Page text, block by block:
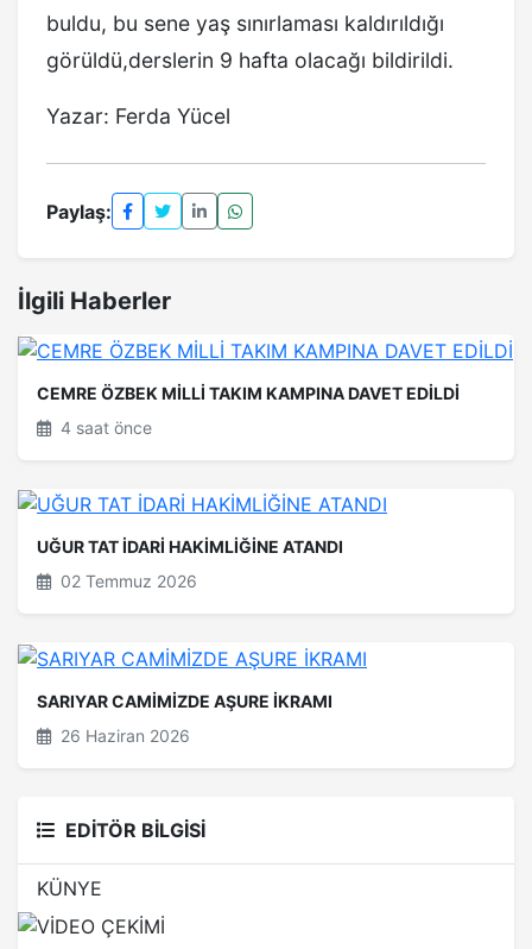
buldu, bu sene yaş sınırlaması kaldırıldığı
görüldü,derslerin 9 hafta olacağı bildirildi.
Yazar: Ferda Yücel
Paylaş:
İlgili Haberler
CEMRE ÖZBEK MİLLİ TAKIM KAMPINA DAVET EDİLDİ
4 saat önce
UĞUR TAT İDARİ HAKİMLİĞİNE ATANDI
02 Temmuz 2026
SARIYAR CAMİMİZDE AŞURE İKRAMI
26 Haziran 2026
EDİTÖR BİLGİSİ
KÜNYE